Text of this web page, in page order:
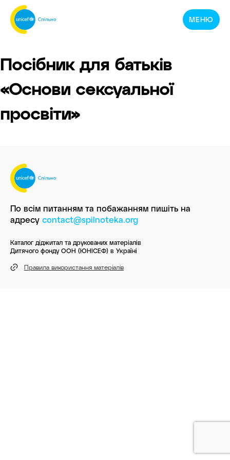
Спільнотека
ЮНІСЕФ
Україна
МЕНЮ
Посібник для батьків
«Основи сексуальної
просвіти»
По всім питанням та побажанням пишіть на
адресу contact@spilnoteka.org
Каталог діджитал та друкованих матеріалів
Дитячого фонду ООН (ЮНІСЕФ) в Україні
Правила використання матеріалів